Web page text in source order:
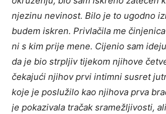
njezinu nevinost. Bilo je to ugodno
budem iskren. Privlačila me
ni s kim prije mene. Cijenio sam
da je bio strpljiv tijekom njihove
čekajući njihov prvi intimni susret
koje je poslužilo kao njihova prva
je pokazivala tračak sramežljivosti,